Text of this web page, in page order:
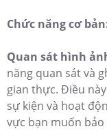
Chức năng cơ
Quan sát hình
năng quan sát và
gian thực. Điều
sự kiện và hoạt
vực bạn muốn bảo